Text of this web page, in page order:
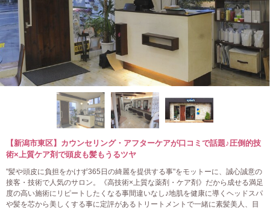
【新潟市東区】カウンセリング・アフターケアが口コミで話題♪圧倒的技
術×上質ケア剤で頭皮も髪もうるツヤ
"髪や頭皮に負担をかけず365日の綺麗を提供する事"をモットーに、誠心誠意の
接客・技術で人気のサロン。《高技術×上質な薬剤・ケア剤》だから成せる満足
度の高い施術にリピートしたくなる事間違いなし♪地肌を健康に導くヘッドスパ
や髪を芯から美しくする事に定評があるトリートメントで一緒に素髪美人、目